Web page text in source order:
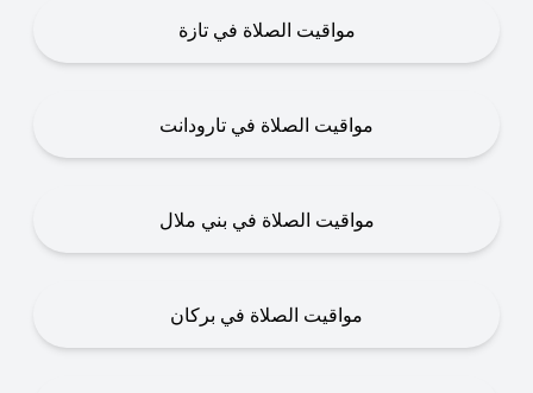
مواقيت الصلاة في تازة
مواقيت الصلاة في تارودانت
مواقيت الصلاة في بني ملال
مواقيت الصلاة في بركان